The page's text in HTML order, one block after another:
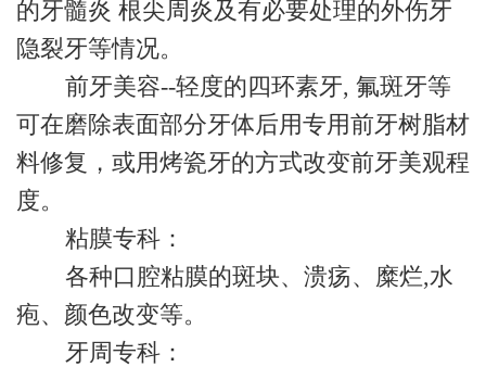
的牙髓炎 根尖周炎及有必要处理的外伤牙
隐裂牙等情况。
前牙美容--轻度的四环素牙, 氟斑牙等
可在磨除表面部分牙体后用专用前牙树脂材
料修复，或用烤瓷牙的方式改变前牙美观程
度。
粘膜专科：
各种口腔粘膜的斑块、溃疡、糜烂,水
疱、颜色改变等。
牙周专科：